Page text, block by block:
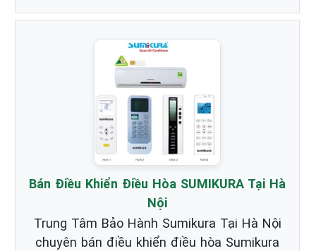
Bán Điều Khiển Điều Hòa SUMIKURA Tại Hà
Nội
Trung Tâm Bảo Hành Sumikura Tại Hà Nội
chuyên bán điều khiển điều hòa Sumikura